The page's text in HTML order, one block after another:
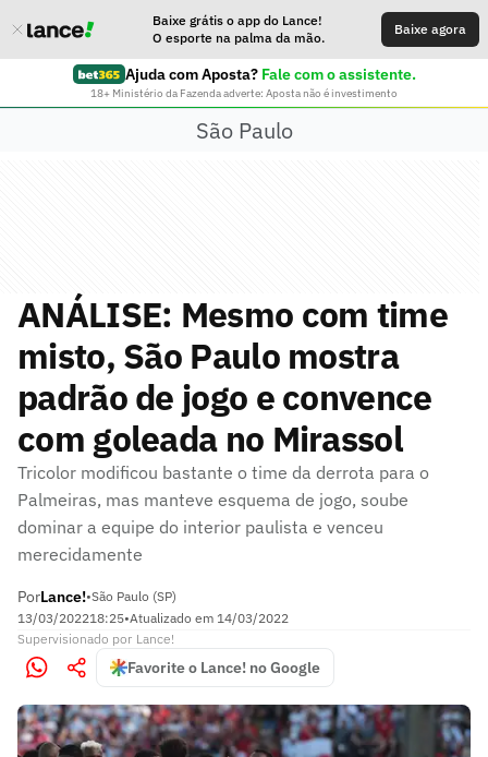
Baixe grátis o app do Lance!
O esporte na palma da mão.
Baixe agora
Ajuda com Aposta? Fale com o assistente.
18+ Ministério da Fazenda adverte: Aposta não é investimento
São Paulo
ANÁLISE: Mesmo com time
misto, São Paulo mostra
padrão de jogo e convence
com goleada no Mirassol
Tricolor modificou bastante o time da derrota para o
Palmeiras, mas manteve esquema de jogo, soube
dominar a equipe do interior paulista e venceu
merecidamente
PorLance!•São Paulo (SP)
13/03/202218:25•Atualizado em 14/03/2022
Supervisionado por Lance!
Favorite o Lance! no Google